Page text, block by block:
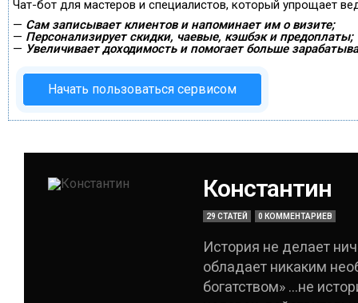
Чат-бот для мастеров и специалистов, который упрощает
— Сам записывает клиентов и напоминает им о визите;
— Персонализирует скидки, чаевые, кэшбэк и предоплаты;
— Увеличивает доходимость и помогает больше
Начать пользоваться сервисом
Константин
29 СТАТЕЙ 0 КОММЕНТАРИЕВ
История не делает
обладает никаким
богатством» ...не